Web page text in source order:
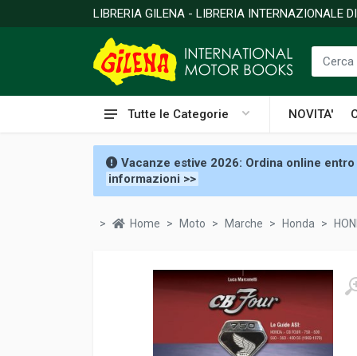
LIBRERIA GILENA - LIBRERIA INTERNAZIONALE
Tutte le Categorie NOVITA'
Vacanze estive 2026: Ordina online
informazioni >>
Home Moto Marche Honda